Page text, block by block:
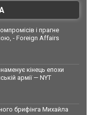
і прагне
- Foreign Affairs
кінець епохи
армії — NYT
брифінга Михайла